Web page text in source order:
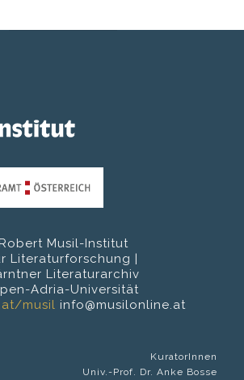
Robert Musil-Institut
Literaturforschung |
Literaturarchiv
Adria-Universität
musil info@musilonline.at
KuratorInnen
Univ.-Prof. Dr. Anke Bosse